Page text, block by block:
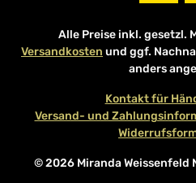
Alle Preise inkl. gesetzl.
Versandkosten und ggf.
anders
© 2026 Miranda Weissenfeld
Kontakt für
Versand- und